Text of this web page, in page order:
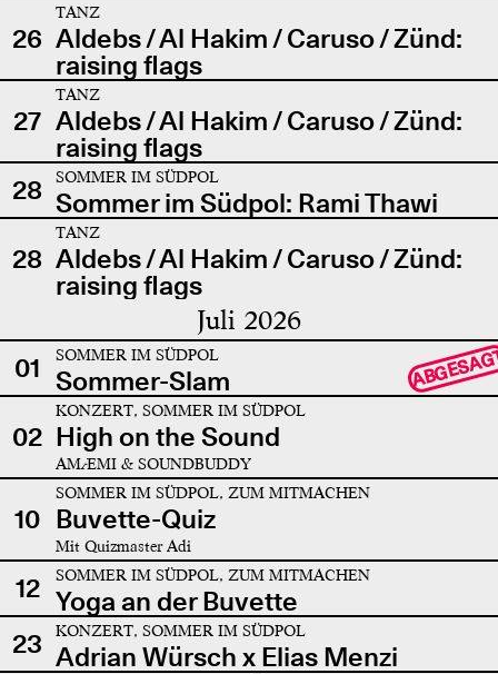
26
TANZ
Aldebs / Al Hakim / Caruso / Zünd:
raising flags
27
TANZ
Aldebs / Al Hakim / Caruso / Zünd:
raising flags
28
SOMMER IM SÜDPOL
Sommer im Südpol: Rami Thawi
28
TANZ
Aldebs / Al Hakim / Caruso / Zünd:
raising flags
Juli 2026
01 SOMMER IM SÜDPOL
Sommer-Slam
02
KONZERT, SOMMER IM SÜDPOL
High on the Sound
AMÆMI & SOUNDBUDDY
10
SOMMER IM SÜDPOL, ZUM MITMACHEN
Buvette-Quiz
Mit Quizmaster Adi
12 SOMMER IM SÜDPOL, ZUM MITMACHEN
Yoga an der Buvette
23
KONZERT, SOMMER IM SÜDPOL
Adrian Würsch x Elias Menzi